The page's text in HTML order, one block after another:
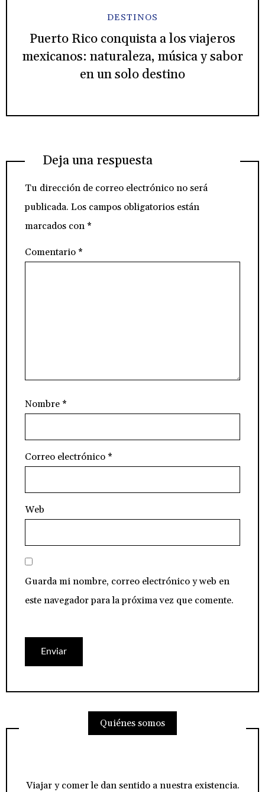
DESTINOS
Puerto Rico conquista a los viajeros
mexicanos: naturaleza, música y sabor
en un solo destino
Deja una respuesta
Tu dirección de correo electrónico no será
publicada. Los campos obligatorios están
marcados con *
Comentario *
Nombre *
Correo electrónico *
Web
Guarda mi nombre, correo electrónico y web en
este navegador para la próxima vez que comente.
Quiénes somos
Viajar y comer le dan sentido a nuestra existencia.